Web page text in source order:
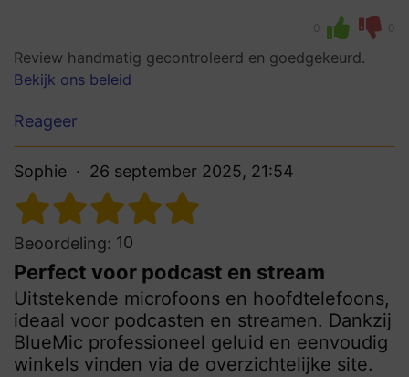
0 0
Review handmatig gecontroleerd en goedgekeurd.
Bekijk ons beleid
Reageer
Sophie 26 september 2025, 21:54
Beoordeling: 10
Perfect voor podcast en stream
Uitstekende microfoons en hoofdtelefoons,
ideaal voor podcasten en streamen. Dankzij
BlueMic professioneel geluid en eenvoudig
winkels vinden via de overzichtelijke site.